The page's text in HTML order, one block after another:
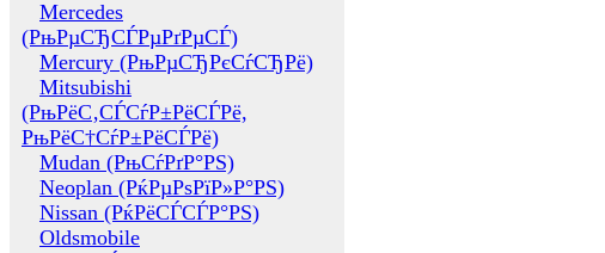
Mercedes
(РњРµСЂСЃРµРґРµСЃ)
Mercury (РњРµСЂРєСѓСЂРё)
Mitsubishi
(РњРёС‚СЃСѓР±РёСЃРё,
РњРёС†СѓР±РёСЃРё)
Mudan (РњСѓРґР°РЅ)
Neoplan (РќРµРѕРїР»Р°РЅ)
Nissan (РќРёСЃСЃР°РЅ)
Oldsmobile